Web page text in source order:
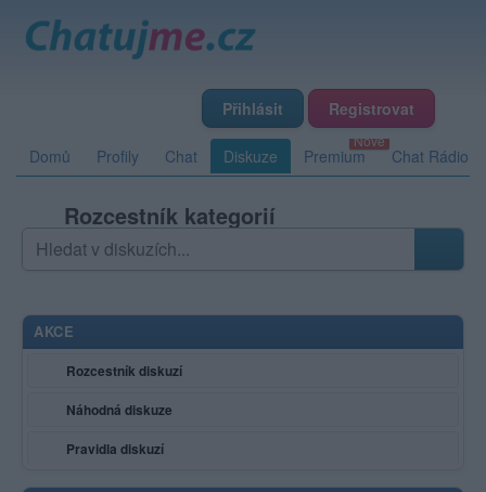
Přihlásit Registrovat
Domů Profily Chat Diskuze Premium Chat Rádio
Rozcestník kategorií
Hledat v diskuzích
AKCE
Rozcestník diskuzí
Náhodná diskuze
Pravidla diskuzí